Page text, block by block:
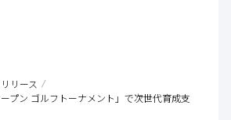
リース
ープン ゴルフトーナメント」で次世代育成支